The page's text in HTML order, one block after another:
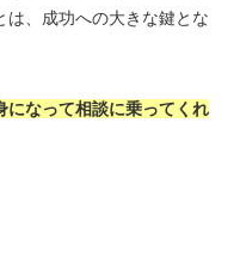
は、成功への大きな鍵とな
になって相談に乗ってくれ